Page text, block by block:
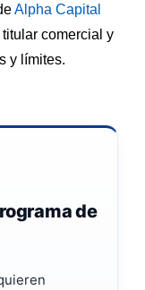
Alpha Capital
comercial y
y límites.
de